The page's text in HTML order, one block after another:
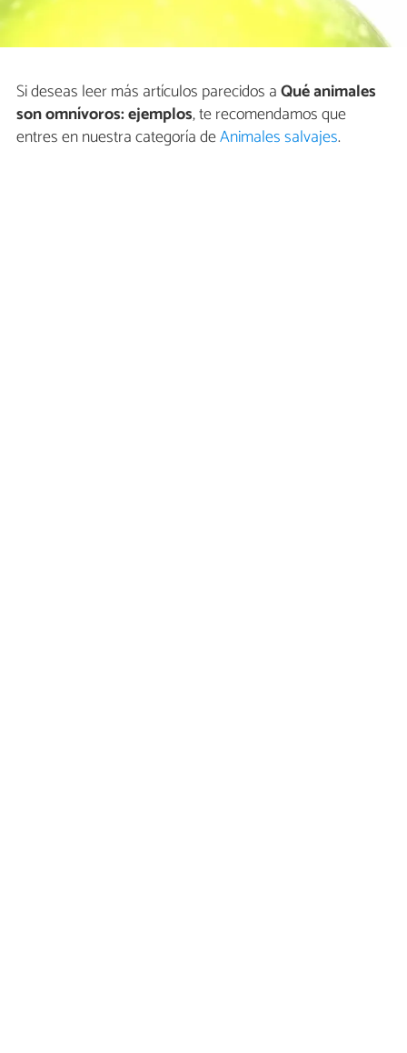
Si deseas leer más artículos parecidos aQué animales
son omnívoros: ejemplos, te recomendamos que
entres en nuestra categoría deAnimales salvajes.